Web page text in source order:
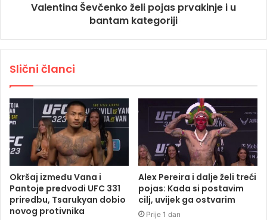
Valentina Ševčenko želi pojas prvakinje i u
bantam kategoriji
Slični članci
Okršaj između Vana i
Pantoje predvodi UFC 331
priredbu, Tsarukyan dobio
novog protivnika
Alex Pereira i dalje želi treći
pojas: Kada si postavim
cilj, uvijek ga ostvarim
Prije 1 dan